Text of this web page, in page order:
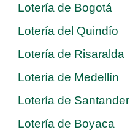
Lotería de Bogotá
Lotería del Quindío
Lotería de Risaralda
Lotería de Medellín
Lotería de Santander
Lotería de Boyaca